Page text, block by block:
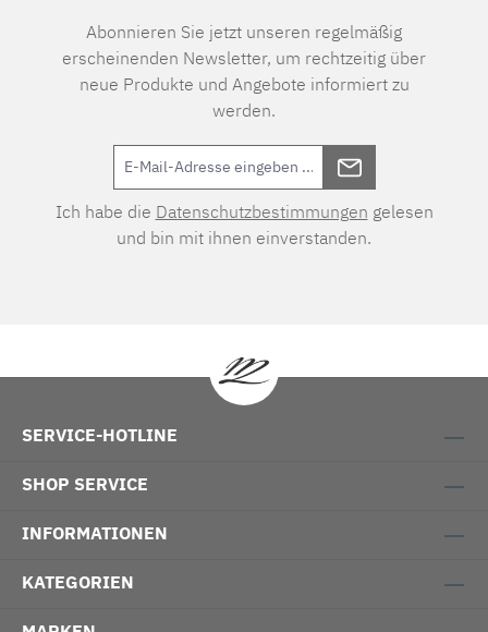
Abonnieren Sie jetzt unseren regelmäßig
erscheinenden Newsletter, um rechtzeitig über
neue Produkte und Angebote informiert zu
werden.
Ich habe die Datenschutzbestimmungen gelesen
und bin mit ihnen einverstanden.
SERVICE-HOTLINE
SHOP SERVICE
INFORMATIONEN
KATEGORIEN